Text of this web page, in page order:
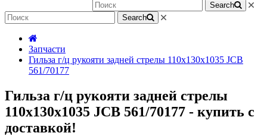
Search
Search
Запчасти
Гильза г/ц рукояти задней стрелы 110x130x1035 JCB
561/70177
Гильза г/ц рукояти задней стрелы
110x130x1035 JCB 561/70177 - купить с
доставкой!